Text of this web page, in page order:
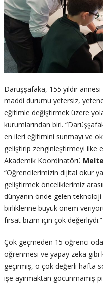
Darüşşafaka, 155 yıldır
maddi durumu yetersiz,
eğitimle değiştirmek üzere yola
kurumlarından biri.
en ileri eğitimini sunmayı ve
geliştirip zenginleştirmeyi ilke
Akademik Koordinatörü
“Öğrencilerimizin dijital okur
geliştirmek önceliklerimiz
dünyanın önde gelen teknoloji
birliklerine büyük önem
fırsat bizim için çok değerliydi.”
Çok geçmeden 15 öğrenci
öğrenmesi ve yapay zeka gibi
geçirmiş, o çok değerli hafta
işe ayırmaktan gocunmamış